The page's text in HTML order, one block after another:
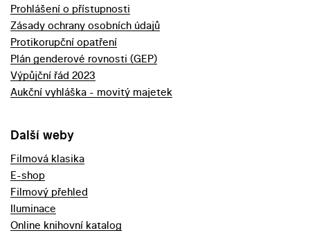
Prohlášení o přístupnosti
Zásady ochrany osobních údajů
Protikorupční opatření
Plán genderové rovnosti (GEP)
Výpůjční řád 2023
Aukční vyhláška - movitý majetek
Další weby
Filmová klasika
E-shop
Filmový přehled
Iluminace
Online knihovní katalog